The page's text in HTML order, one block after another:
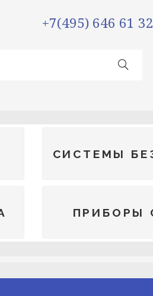
+7(495) 646 61 32